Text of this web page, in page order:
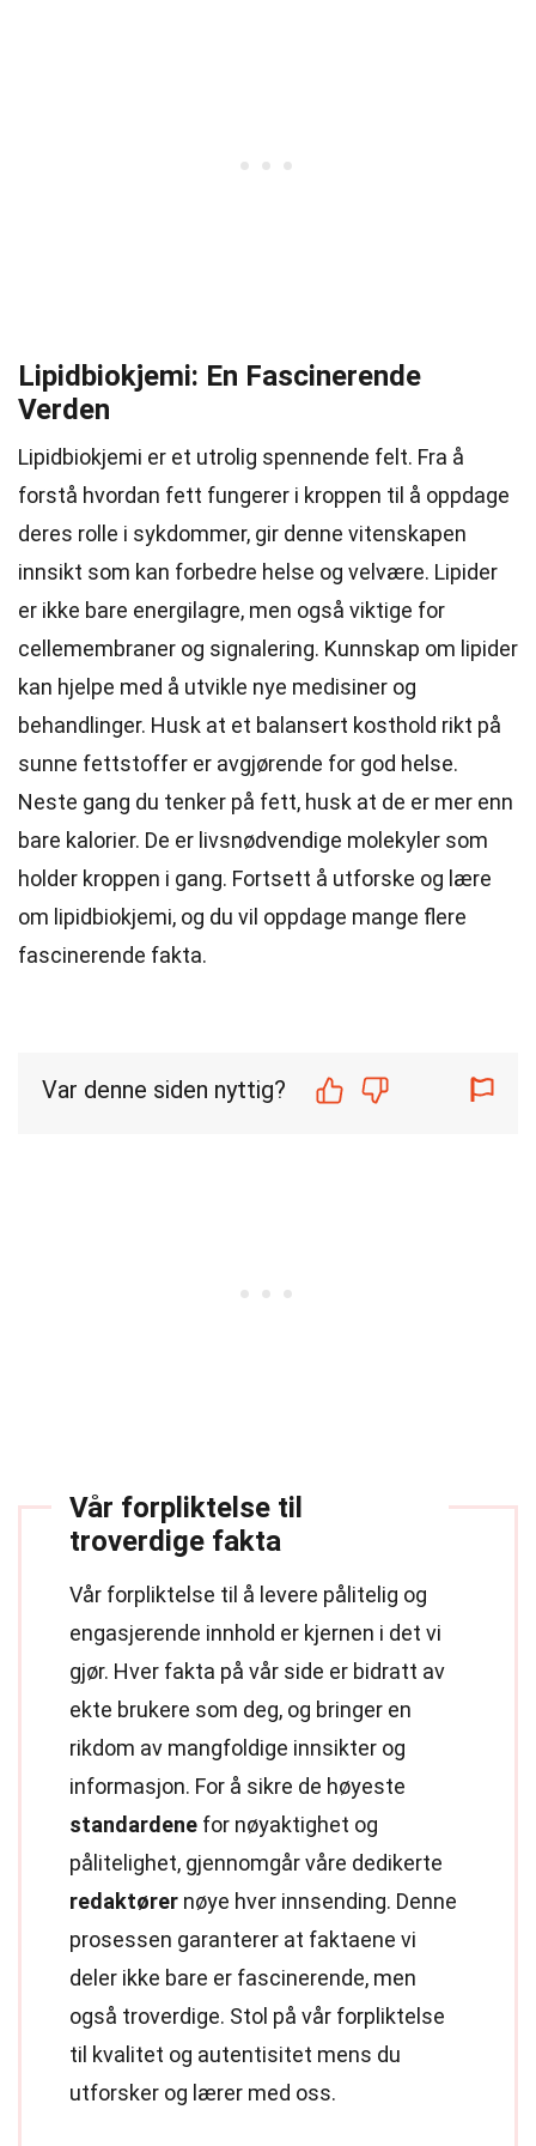
Lipidbiokjemi: En Fascinerende
Verden
Lipidbiokjemi er et utrolig spennende felt. Fra å
forstå hvordan fett fungerer i kroppen til å oppdage
deres rolle i sykdommer, gir denne vitenskapen
innsikt som kan forbedre helse og velvære. Lipider
er ikke bare energilagre, men også viktige for
cellemembraner og signalering. Kunnskap om lipider
kan hjelpe med å utvikle nye medisiner og
behandlinger. Husk at et balansert kosthold rikt på
sunne fettstoffer er avgjørende for god helse.
Neste gang du tenker på fett, husk at de er mer enn
bare kalorier. De er livsnødvendige molekyler som
holder kroppen i gang. Fortsett å utforske og lære
om lipidbiokjemi, og du vil oppdage mange flere
fascinerende fakta.
Var denne siden nyttig?
Vår forpliktelse til
troverdige fakta
Vår forpliktelse til å levere pålitelig og
engasjerende innhold er kjernen i det vi
gjør. Hver fakta på vår side er bidratt av
ekte brukere som deg, og bringer en
rikdom av mangfoldige innsikter og
informasjon. For å sikre de høyeste
standardene for nøyaktighet og
pålitelighet, gjennomgår våre dedikerte
redaktører nøye hver innsending. Denne
prosessen garanterer at faktaene vi
deler ikke bare er fascinerende, men
også troverdige. Stol på vår forpliktelse
til kvalitet og autentisitet mens du
utforsker og lærer med oss.